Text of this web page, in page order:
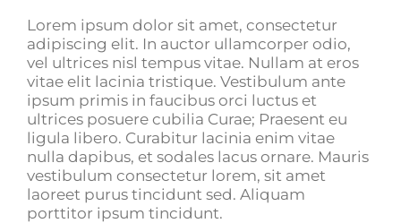
Lorem ipsum dolor sit amet, consectetur
adipiscing elit. In auctor ullamcorper odio,
vel ultrices nisl tempus vitae. Nullam at eros
vitae elit lacinia tristique. Vestibulum ante
ipsum primis in faucibus orci luctus et
ultrices posuere cubilia Curae; Praesent eu
ligula libero. Curabitur lacinia enim vitae
nulla dapibus, et sodales lacus ornare. Mauris
vestibulum consectetur lorem, sit amet
laoreet purus tincidunt sed. Aliquam
porttitor ipsum tincidunt.